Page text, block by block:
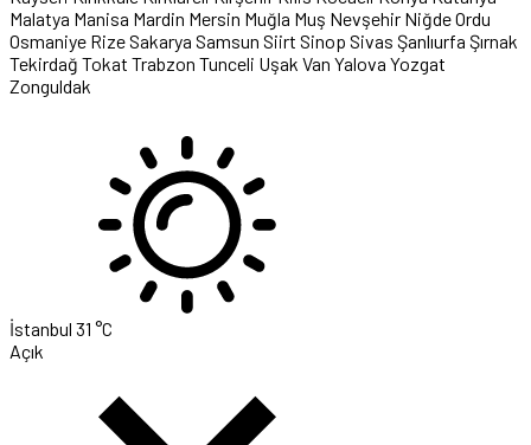
Malatya Manisa Mardin Mersin Muğla Muş Nevşehir NiğdeOrdu
Osmaniye RizeSakarya Samsun Siirt Sinop Sivas Şanlıurfa Şırnak
Tekirdağ Tokat Trabzon Tunceli Uşak Van Yalova Yozgat
Zonguldak
İstanbul 31 °C
Açık